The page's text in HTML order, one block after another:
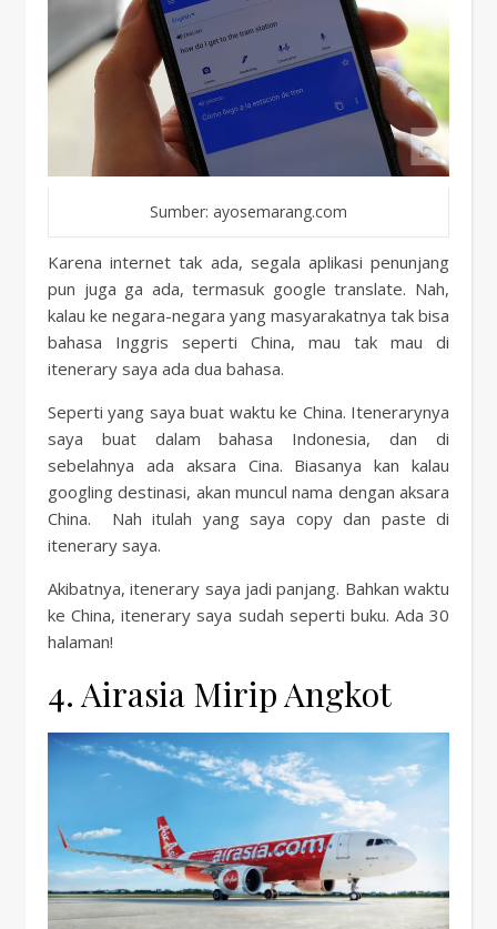
Sumber: ayosemarang.com
Karena internet tak ada, segala aplikasi penunjang
pun juga ga ada, termasuk google translate. Nah,
kalau ke negara-negara yang masyarakatnya tak bisa
bahasa Inggris seperti China, mau tak mau di
itenerary saya ada dua bahasa.
Seperti yang saya buat waktu ke China. Itenerarynya
saya buat dalam bahasa Indonesia, dan di
sebelahnya ada aksara Cina. Biasanya kan kalau
googling destinasi, akan muncul nama dengan aksara
China. Nah itulah yang saya copy dan paste di
itenerary saya.
Akibatnya, itenerary saya jadi panjang. Bahkan waktu
ke China, itenerary saya sudah seperti buku. Ada 30
halaman!
4. Airasia Mirip Angkot